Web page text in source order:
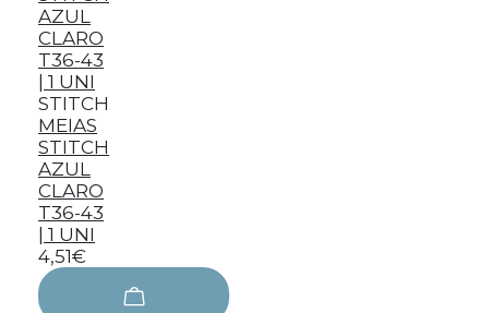
STITCH
MEIAS
STITCH
AZUL
CLARO
T36-43
| 1 UNI
4,51€